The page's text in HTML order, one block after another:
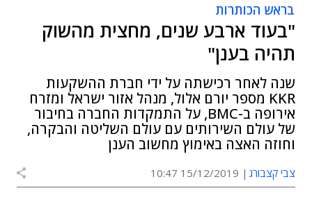
בראש הכותרות
"בעוד ארבע שנים, מחצית מהשוק
תהיה בענן"
שנה לאחר רכישתה על ידי חברת ההשקעות
KKR מספר יורם אלול, מנהל אזור ישראל ומזרח
אירופה ב-BMC, על התמקדות החברה בחיבור
של עולם השירותים עם עולם השליטה והבקרה,
וחוזה האצה באימוץ מחשוב הענן
צבי קצבורג 15/12/2019 10:47